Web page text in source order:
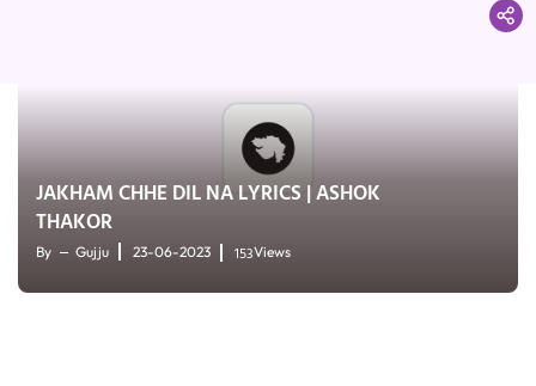
JAKHAM CHHE DIL NA LYRICS | ASHOK
THAKOR
By Gujju 23-06-2023 153Views